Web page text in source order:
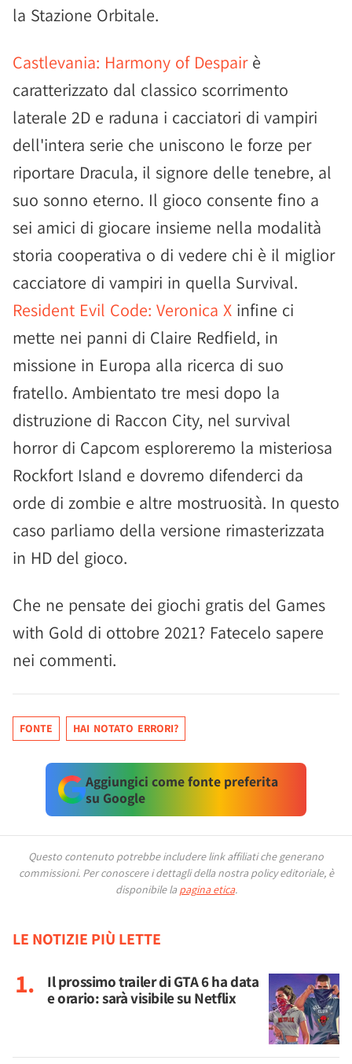
la Stazione Orbitale.
Castlevania: Harmony of Despairè
caratterizzato dal classico scorrimento
laterale 2D e raduna i cacciatori di vampiri
dell'intera serie che uniscono le forze per
riportare Dracula, il signore delle tenebre, al
suo sonno eterno. Il gioco consente fino a
sei amici di giocare insieme nella modalità
storia cooperativa o di vedere chi è il miglior
cacciatore di vampiri in quella Survival.
Resident Evil Code: Veronica X infine ci
mette nei panni di Claire Redfield, in
missione in Europa alla ricerca di suo
fratello. Ambientato tre mesi dopo la
distruzione di Raccon City, nel survival
horror di Capcom esploreremo la misteriosa
Rockfort Island e dovremo difenderci da
orde di zombie e altre mostruosità. In questo
caso parliamo della versione rimasterizzata
in HD del gioco.
Che ne pensate dei giochi gratis del Games
with Gold di ottobre 2021? Fatecelo sapere
nei commenti.
FONTE HAI NOTATO ERRORI?
Aggiungici come fonte preferita
su Google
Questo contenuto potrebbe includere link affiliati che generano
commissioni. Per conoscere i dettagli della nostra policy editoriale, è
disponibile la pagina etica.
LE NOTIZIE PIÙ LETTE
Il prossimo trailer di GTA 6 ha data
e orario: sarà visibile su Netflix